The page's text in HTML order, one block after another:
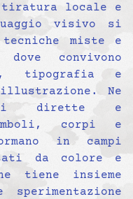
locale e
visivo si
miste e
convivono
tipografia e
Ne
dirette e
corpi e
in campi
da colore e
tiene insieme